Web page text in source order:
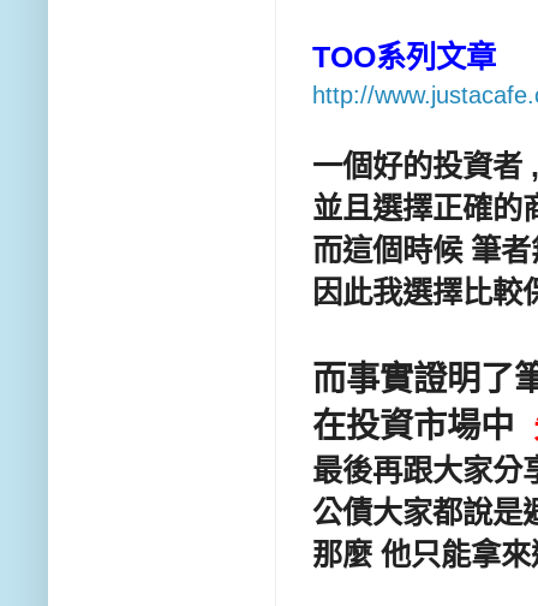
TOO系列文章
http://
一個好的投資者
並且選擇正確的
而這個時候 筆
因此我選擇比較
而事實證明了
在投資市場中
最後再跟大家分
公債大家都說是
那麼 他只能拿